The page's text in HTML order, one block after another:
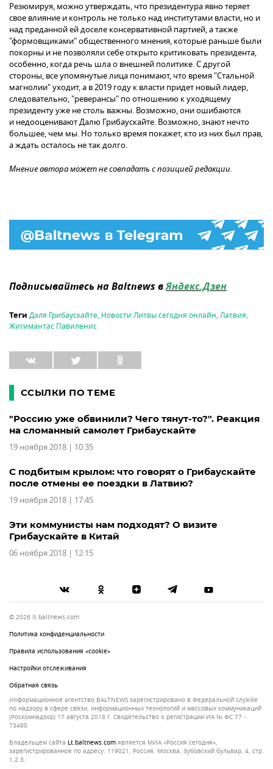
Резюмируя, можно утверждать, что президентура явно теряет
свое влияние и контроль не только над институтами власти, но и
над преданной ей доселе консервативной партией, а также
"формовщиками" общественного мнения, которые раньше были
покорны и не позволяли себе открыто критиковать президента,
особенно, когда речь шла о внешней политике. С другой
стороны, все упомянутые лица понимают, что время "Стальной
магнолии" уходит, а в 2019 году к власти придет новый лидер,
следовательно, "реверансы" по отношению к уходящему
президенту уже не столь важны. Возможно, они ошибаются
и недооценивают Далю Грибаускайте. Возможно, знают нечто
большее, чем мы. Но только время покажет, кто из них был прав,
а ждать осталось не так долго.
Мнение автора может не совпадать с позицией редакции.
Подписывайтесь на Baltnews вЯндекс.Дзен
Теги Даля Грибаускайте, Новости Литвы сегодня онлайн,Латвия,
Жигимантас Павиленис
ССЫЛКИ ПО ТЕМЕ
"Россию уже обвинили? Чего тянут-то?". Реакция
на сломанный самолет Грибаускайте
19 ноября 2018 | 10:35
С подбитым крылом: что говорят о Грибаускайте
после отмены ее поездки в Латвию?
19 ноября 2018 | 17:45
Эти коммунисты нам подходят? О визите
Грибаускайте в Китай
06 ноября 2018 | 12:15
© 2026 lt.baltnews.com
Политика конфиденциальности
Правила использования «cookie»
Настройки отслеживания
Обратная связь
Информационное агентство BALTNEWS зарегистрировано в Федеральной службе
по надзору в сфере связи, информационных технологий и массовых коммуникаций
(Роскомнадзор) 17 августа 2018 г. Свидетельство о регистрации ИА № ФС 77 -
73480
Владельцем сайта lt.baltnews.com является МИА «Россия сегодня»,
зарегистрированное по адресу: 119021, Россия, Москва, Зубовский бульвар, 4, стр.
1,2.3.